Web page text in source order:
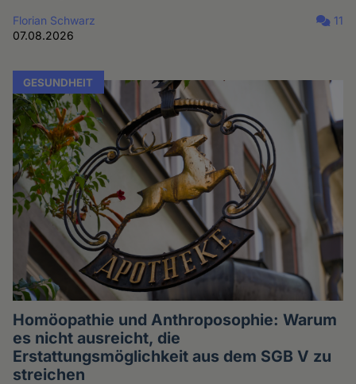
Florian Schwarz
07.08.2026
11
GESUNDHEIT
Homöopathie und Anthroposophie: Warum
es nicht ausreicht, die
Erstattungsmöglichkeit aus dem SGB V zu
streichen